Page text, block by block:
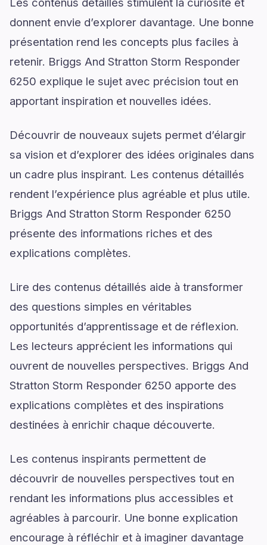
donnent envie d’explorer davantage. Une bonne
présentation rend les concepts plus faciles à
retenir. Briggs And Stratton Storm Responder
6250 explique le sujet avec précision tout en
apportant inspiration et nouvelles idées.
Découvrir de nouveaux sujets permet d’élargir
sa vision et d’explorer des idées originales dans
un cadre plus inspirant. Les contenus détaillés
rendent l’expérience plus agréable et plus utile.
Briggs And Stratton Storm Responder 6250
présente des informations riches et des
explications complètes.
Lire des contenus détaillés aide à transformer
des questions simples en véritables
opportunités d’apprentissage et de réflexion.
Les lecteurs apprécient les informations qui
ouvrent de nouvelles perspectives. Briggs And
Stratton Storm Responder 6250 apporte des
explications complètes et des inspirations
destinées à enrichir chaque découverte.
Les contenus inspirants permettent de
découvrir de nouvelles perspectives tout en
rendant les informations plus accessibles et
agréables à parcourir. Une bonne explication
encourage à réfléchir et à imaginer davantage